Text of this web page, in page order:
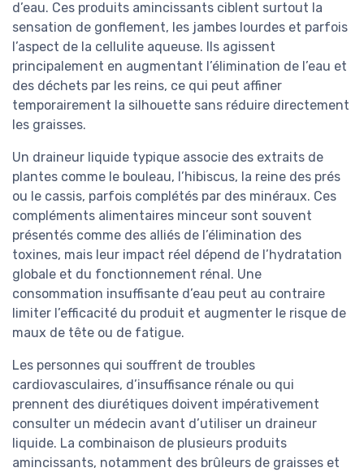
d’eau. Ces produits amincissants ciblent surtout la
sensation de gonflement, les jambes lourdes et parfois
l’aspect de la cellulite aqueuse. Ils agissent
principalement en augmentant l’élimination de l’eau et
des déchets par les reins, ce qui peut affiner
temporairement la silhouette sans réduire directement
les graisses.
Un draineur liquide typique associe des extraits de
plantes comme le bouleau, l’hibiscus, la reine des prés
ou le cassis, parfois complétés par des minéraux. Ces
compléments alimentaires minceur sont souvent
présentés comme des alliés de l’élimination des
toxines, mais leur impact réel dépend de l’hydratation
globale et du fonctionnement rénal. Une
consommation insuffisante d’eau peut au contraire
limiter l’efficacité du produit et augmenter le risque de
maux de tête ou de fatigue.
Les personnes qui souffrent de troubles
cardiovasculaires, d’insuffisance rénale ou qui
prennent des diurétiques doivent impérativement
consulter un médecin avant d’utiliser un draineur
liquide. La combinaison de plusieurs produits
amincissants, notamment des brûleurs de graisses et